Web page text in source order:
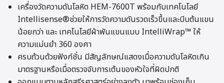
เครื่องวัดความดันโลหิต HEM-7600T พร้อมกับเทคโนโลยี
Intellisense®ช่วยให้การวัดความดันรวดเร็วขึ้นและบีบต้นแขน
น้อยกว่า และ เทคโนโลยีผ้าพันแขนแบบ IntelliWrap™ ให้
ความแม่นยำ 360 องศา
ครบถ้วนด้วยฟังก์ชั่น มีสัญลักษณ์แสดงเมื่อความดันโลหิตเกิน
มาตรฐานหรือเมื่อตรวจจับการเต้นของหัวใจที่ผิดปกติ